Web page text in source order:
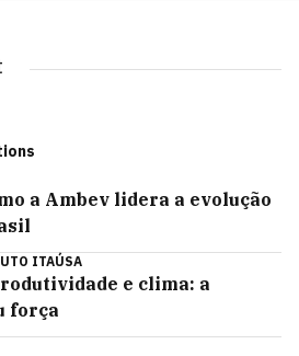
a Ambev lidera a evolução
ITAÚSA
e clima: a
força